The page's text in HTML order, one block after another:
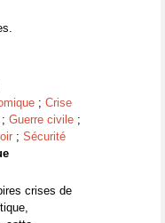
; Crise
; Guerre civile ;
; Sécurité
crises de